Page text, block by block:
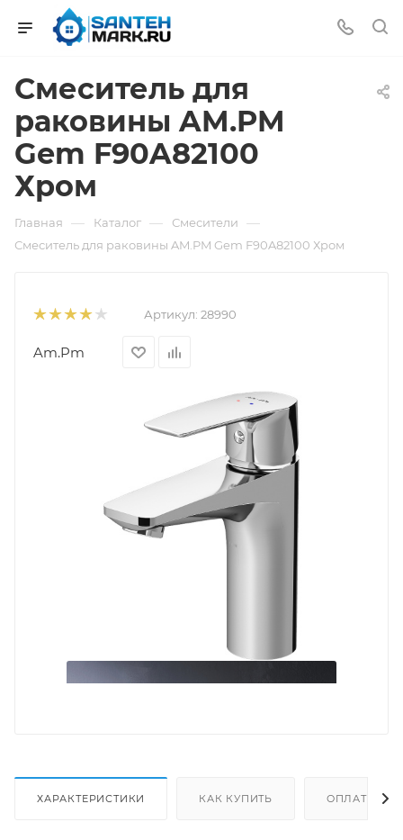
Смеситель для
раковины AM.PM
Gem F90A82100
Хром
Главная — Каталог — Смесители —
Смеситель для раковины AM.PM Gem F90A82100 Хром
Артикул: 28990
Am.Pm
ХАРАКТЕРИСТИКИ КАК КУПИТЬ ОПЛАТА